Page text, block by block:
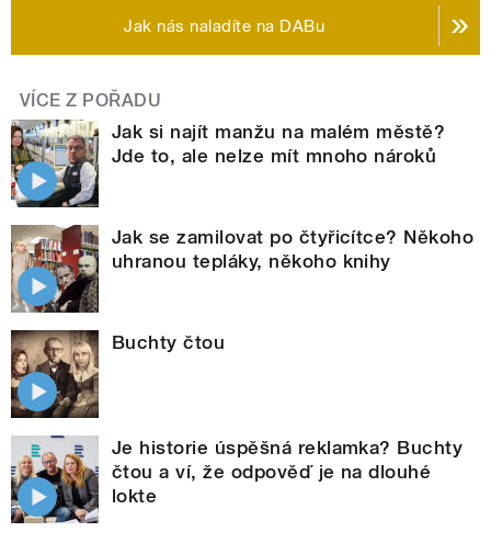
Jak nás naladíte na DABu
VÍCE Z POŘADU
Jak si najít manžu na malém městě?
Jde to, ale nelze mít mnoho nároků
Jak se zamilovat po čtyřicítce? Někoho
uhranou tepláky, někoho knihy
Buchty čtou
Je historie úspěšná reklamka? Buchty
čtou a ví, že odpověď je na dlouhé
lokte